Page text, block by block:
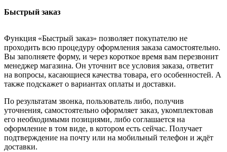
Быстрый заказ
Функция «Быстрый заказ» позволяет покупателю не
проходить всю процедуру оформления заказа самостоятельно.
Вы заполняете форму, и через короткое время вам перезвонит
менеджер магазина. Он уточнит все условия заказа, ответит
на вопросы, касающиеся качества товара, его особенностей. А
также подскажет о вариантах оплаты и доставки.
По результатам звонка, пользователь либо, получив
уточнения, самостоятельно оформляет заказ, укомплектовав
его необходимыми позициями, либо соглашается на
оформление в том виде, в котором есть сейчас. Получает
подтверждение на почту или на мобильный телефон и ждёт
доставки.